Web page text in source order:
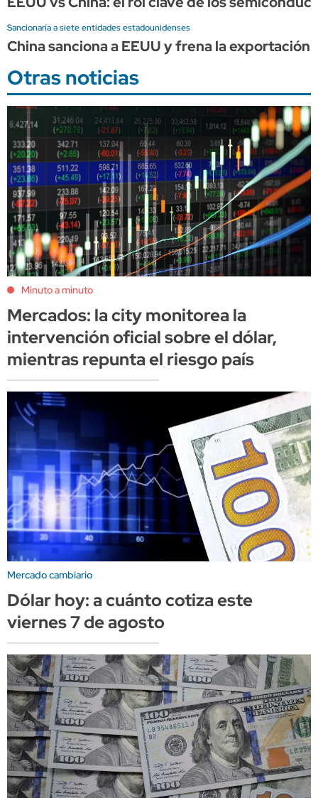
Sancionaría a siete entidades estadounidenses
China sanciona a EEUU y frena la
Otras noticias
Minuto a minuto
Mercados: la city monitorea la
intervención oficial sobre el dólar,
mientras repunta el riesgo país
Mercado cambiario
Dólar hoy: a cuánto cotiza este
viernes 7 de agosto